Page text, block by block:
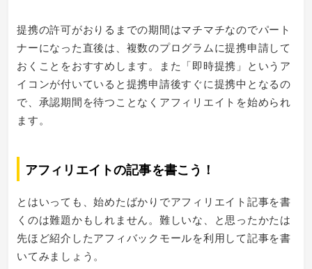
提携の許可がおりるまでの期間はマチマチなのでパート
ナーになった直後は、複数のプログラムに提携申請して
おくことをおすすめします。また「即時提携」というア
イコンが付いていると提携申請後すぐに提携中となるの
で、承認期間を待つことなくアフィリエイトを始められ
ます。
アフィリエイトの記事を書こう！
とはいっても、始めたばかりでアフィリエイト記事を書
くのは難題かもしれません。難しいな、と思ったかたは
先ほど紹介したアフィバックモールを利用して記事を書
いてみましょう。